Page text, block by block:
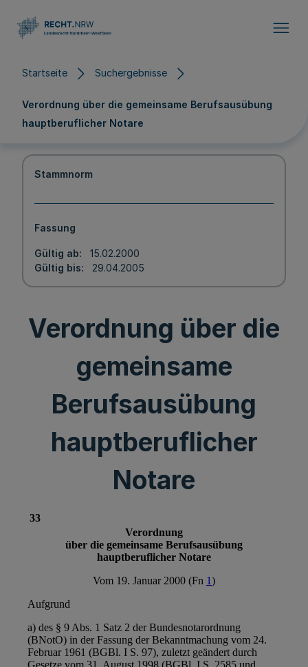
Startseite Suchergebnisse
Verordnung über die gemeinsame Berufsausübung
hauptberuflicher Notare
Stammnorm
Fassung
Gültig ab
15.02.2000
Gültig bis
29.04.2005
Verordnung über die
gemeinsame
Berufsausübung
hauptberuflicher
Notare